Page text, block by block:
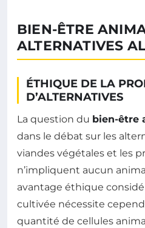
BIEN-ÊTRE
ALTERNATIVES
ÉTHIQUE DE LA
D’ALTERNATIVES
La question du bien-être
dans le débat sur les
viandes végétales et les
n’impliquent aucun
avantage éthique
cultivée nécessite
quantité de cellules